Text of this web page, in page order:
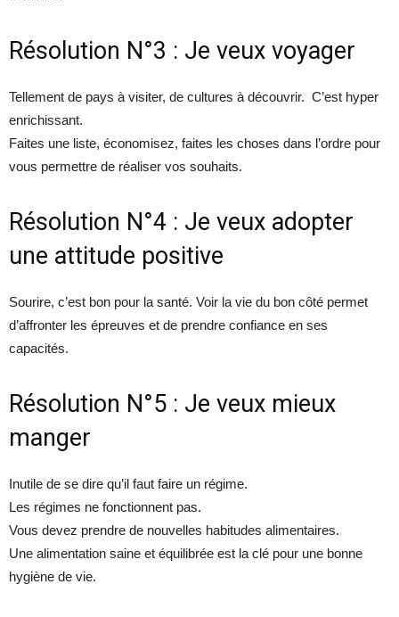
Résolution N°3 : Je veux voyager
Tellement de pays à visiter, de cultures à découvrir. C’est hyper
enrichissant.
Faites une liste, économisez, faites les choses dans l’ordre pour
vous permettre de réaliser vos souhaits.
Résolution N°4 : Je veux adopter
une attitude positive
Sourire, c’est bon pour la santé. Voir la vie du bon côté permet
d’affronter les épreuves et de prendre confiance en ses
capacités.
Résolution N°5 : Je veux mieux
manger
Inutile de se dire qu’il faut faire un régime.
Les régimes ne fonctionnent pas.
Vous devez prendre de nouvelles habitudes alimentaires.
Une alimentation saine et équilibrée est la clé pour une bonne
hygiène de vie.